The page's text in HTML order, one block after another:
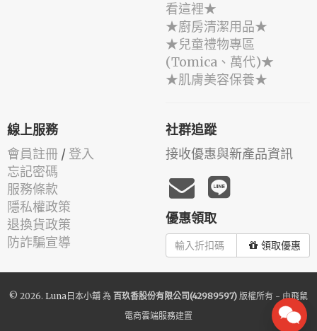
看這裡★
★廚房清潔用品★
★兒童禮物專區
(Tomica、萬代)★
★肌膚美容保養★
線上服務
會員註冊 / 登入
忘記密碼
服務條款
隱私權政策
退換貨政策
防詐騙宣導
社群追蹤
接收優惠與新產品資訊
優惠領取
領取優惠
© 2026. Luna日本小舖 為 百玖香股份有限公司(42989597) 版權所有 - 由飛鼠
電商雲端服務建置